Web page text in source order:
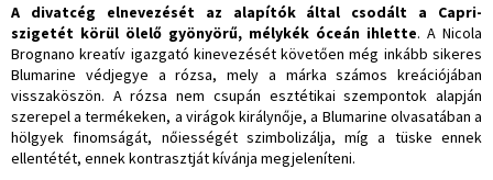
A divatcég elnevezését az alapítók által csodált a Capri-
szigetét körül ölelő gyönyörű, mélykék óceán ihlette. A Nicola
Brognano kreatív igazgató kinevezését követően még inkább sikeres
Blumarine védjegye a rózsa, mely a márka számos kreációjában
visszaköszön. A rózsa nem csupán esztétikai szempontok alapján
szerepel a termékeken, a virágok királynője, a Blumarine olvasatában a
hölgyek finomságát, nőiességét szimbolizálja, míg a tüske ennek
ellentétét, ennek kontrasztját kívánja megjeleníteni.